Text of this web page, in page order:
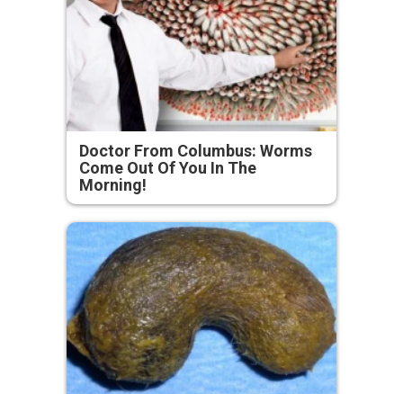
Doctor From Columbus: Worms
Come Out Of You In The
Morning!